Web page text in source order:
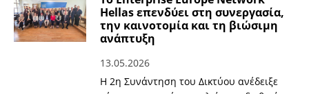
Hellas επενδύει στη συνεργασία,
την καινοτομία και τη βιώσιμη
ανάπτυξη
13.05.2026
Η 2η Συνάντηση του Δικτύου ανέδειξε